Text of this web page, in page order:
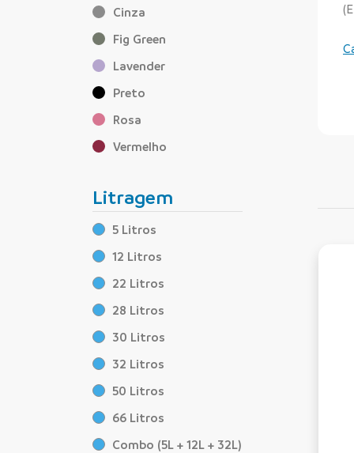
Cinza
Fig Green
Lavender
Preto
Rosa
Vermelho
Litragem
5 Litros
12 Litros
22 Litros
28 Litros
30 Litros
32 Litros
50 Litros
66 Litros
Combo (5L + 12L + 32L)